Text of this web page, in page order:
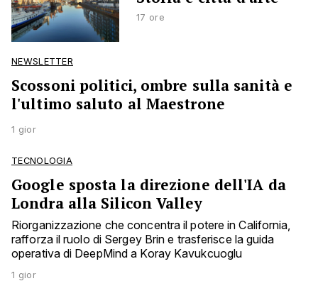
17 ore
NEWSLETTER
Scossoni politici, ombre sulla sanità e
l'ultimo saluto al Maestrone
1 gior
TECNOLOGIA
Google sposta la direzione dell'IA da
Londra alla Silicon Valley
Riorganizzazione che concentra il potere in California,
rafforza il ruolo di Sergey Brin e trasferisce la guida
operativa di DeepMind a Koray Kavukcuoglu
1 gior